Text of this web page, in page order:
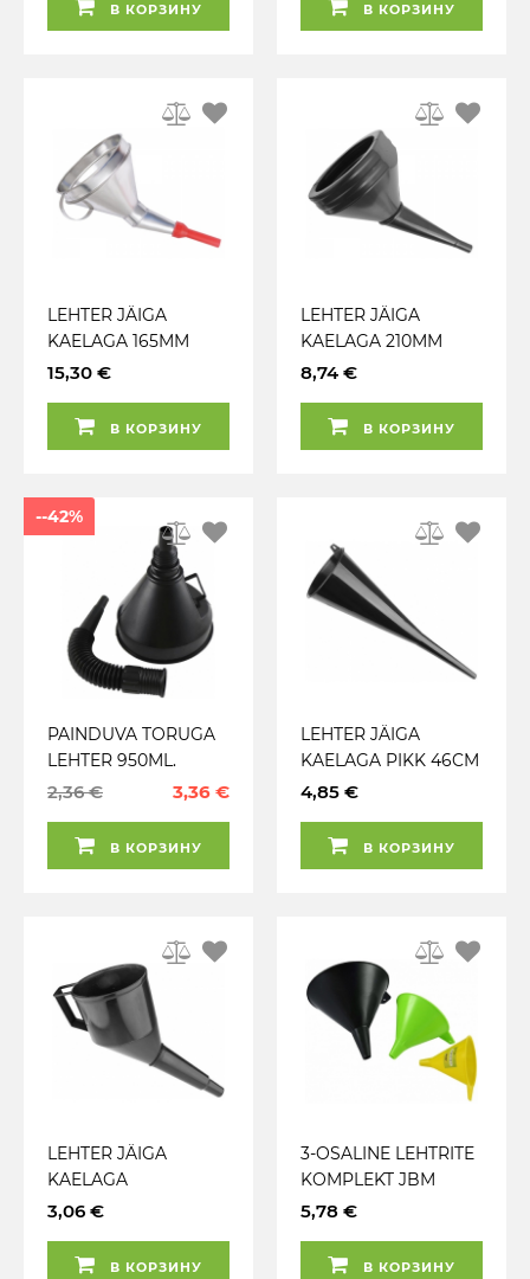
В КОРЗИНУ В КОРЗИНУ
LEHTER JÄIGA
KAELAGA 165MM
METALL CARMOTION
15,30 €
В КОРЗИНУ
LEHTER JÄIGA
KAELAGA 210MM
CARMOTION
8,74 €
В КОРЗИНУ
--42%
PAINDUVA TORUGA
LEHTER 950ML.
SÕELAGA.
JBM
2,36 € 3,36 €
В КОРЗИНУ
LEHTER JÄIGA
KAELAGA PIKK 46CM
CARMOTION
4,85 €
В КОРЗИНУ
LEHTER JÄIGA
KAELAGA
CARMOTION
3,06 €
В КОРЗИНУ
3-OSALINE LEHTRITE
KOMPLEKT JBM
5,78 €
В КОРЗИНУ